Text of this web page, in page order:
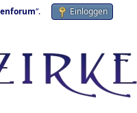
“. Einloggen